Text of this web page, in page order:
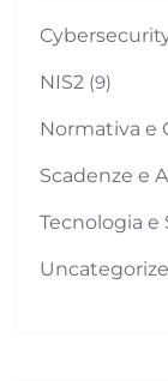
NIS2 (9)
Normativa e
Scadenze e
Tecnologia e